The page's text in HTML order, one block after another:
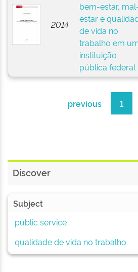
2014
bem-estar,
estar e
de vida no
trabalho em
instituição
pública federal
previous 1
Discover
Subject
public service
qualidade de vida no trabalho